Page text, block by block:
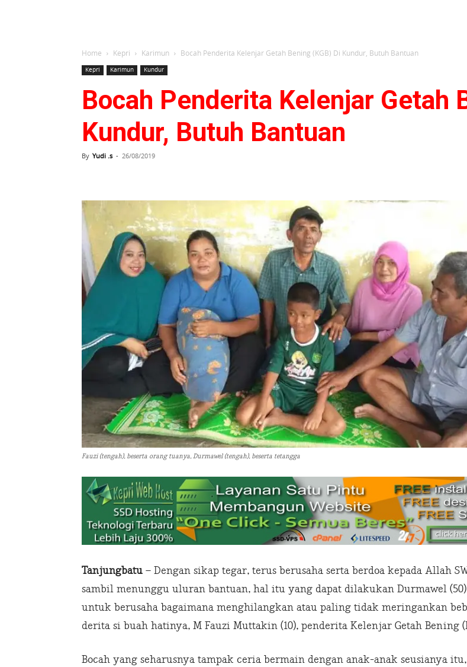
Home Kepri Karimun Bocah Penderita Kelenjar Getah Bening (KGB) Di Kundur, Butuh Bantuan
Kepri Karimun Kundur
Bocah Penderita Kelenjar Getah
Kundur, Butuh Bantuan
By Yudi .s - 26/08/2019
Fauzi (tengah), beserta orang tuanya, Durmawel (tengah), beserta tetangga
Tanjungbatu – Dengan sikap tegar, terus berusaha serta berdoa kepada Allah
sambil menunggu uluran bantuan, hal itu yang dapat dilakukan Durmawel
untuk berusaha bagaimana menghilangkan atau paling tidak meringankan
derita si buah hatinya, M Fauzi Muttakin (10), penderita Kelenjar Getah Bening
Bocah yang seharusnya tampak ceria bermain dengan anak-anak seusianya